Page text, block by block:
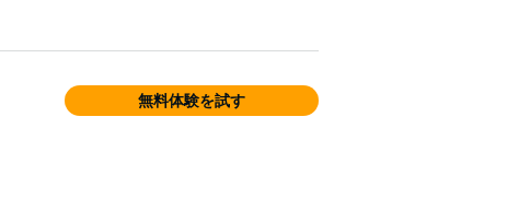
無料体験を試す